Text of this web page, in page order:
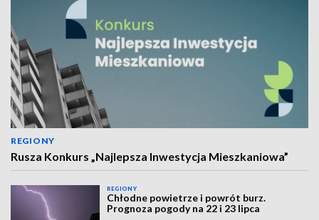
REGIONY
Rusza Konkurs „Najlepsza Inwestycja Mieszkaniowa”
REGIONY
Chłodne powietrze i powrót burz.
Prognoza pogody na 22 i 23 lipca